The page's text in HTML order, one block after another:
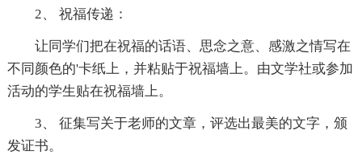
2、 祝福传递：
让同学们把在祝福的话语、思念之意、感激之情写在
不同颜色的'卡纸上，并粘贴于祝福墙上。由文学社或参加
活动的学生贴在祝福墙上。
3、 征集写关于老师的文章，评选出最美的文字，颁
发证书。